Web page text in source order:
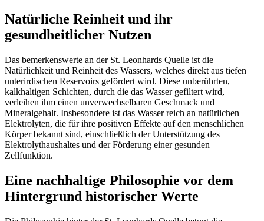
Natürliche Reinheit und ihr
gesundheitlicher Nutzen
Das bemerkenswerte an der St. Leonhards Quelle ist die
Natürlichkeit und Reinheit des Wassers, welches direkt aus tiefen
unterirdischen Reservoirs gefördert wird. Diese unberührten,
kalkhaltigen Schichten, durch die das Wasser gefiltert wird,
verleihen ihm einen unverwechselbaren Geschmack und
Mineralgehalt. Insbesondere ist das Wasser reich an natürlichen
Elektrolyten, die für ihre positiven Effekte auf den menschlichen
Körper bekannt sind, einschließlich der Unterstützung des
Elektrolythaushaltes und der Förderung einer gesunden
Zellfunktion.
Eine nachhaltige Philosophie vor dem
Hintergrund historischer Werte